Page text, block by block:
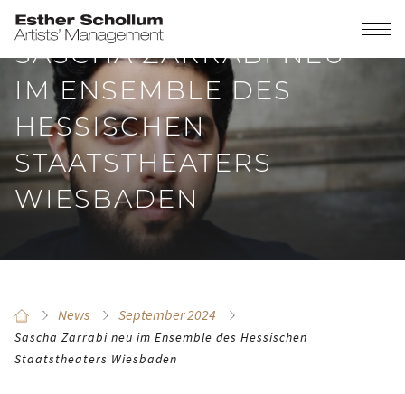
SASCHA ZARRABI NEU
IM ENSEMBLE DES
HESSISCHEN
STAATSTHEATERS
WIESBADEN
News September 2024
Sascha Zarrabi neu im Ensemble des Hessischen
Staatstheaters Wiesbaden